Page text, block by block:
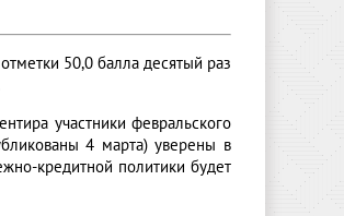
50,0 балла десятый раз
участники февральского
4 марта) уверены в
кредитной политики будет